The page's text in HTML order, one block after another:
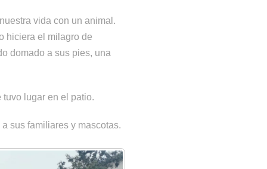
vida con un animal.
hiciera el milagro de
domado a sus pies, una
lugar en el patio.
sus familiares y mascotas.